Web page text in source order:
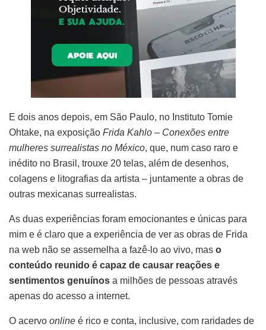
E dois anos depois, em São Paulo, no Instituto Tomie
Ohtake, na exposição Frida Kahlo – Conexões entre
mulheres surrealistas no México, que, num caso raro e
inédito no Brasil, trouxe 20 telas, além de desenhos,
colagens e litografias da artista – juntamente a obras de
outras mexicanas surrealistas.
As duas experiências foram emocionantes e únicas para
mim e é claro que a experiência de ver as obras de Frida
na web não se assemelha a fazê-lo ao vivo, mas o
conteúdo reunido é capaz de causar reações e
sentimentos genuínos a milhões de pessoas através
apenas do acesso a internet.
O acervo online é rico e conta, inclusive, com raridades de